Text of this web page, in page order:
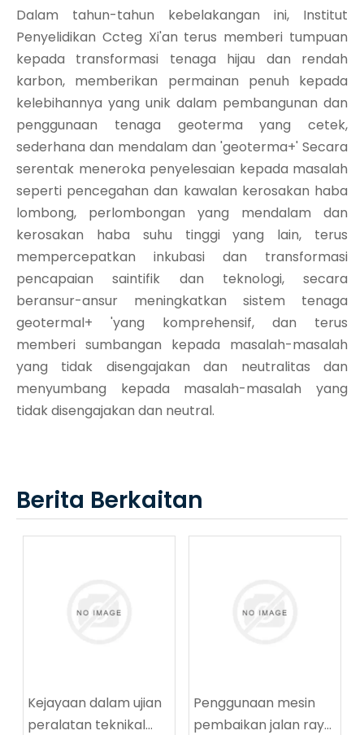
Dalam tahun-tahun kebelakangan ini, Institut
Penyelidikan Ccteg Xi'an terus memberi tumpuan
kepada transformasi tenaga hijau dan rendah
karbon, memberikan permainan penuh kepada
kelebihannya yang unik dalam pembangunan dan
penggunaan tenaga geoterma yang cetek,
sederhana dan mendalam dan 'geoterma+' Secara
serentak meneroka penyelesaian kepada masalah
seperti pencegahan dan kawalan kerosakan haba
lombong, perlombongan yang mendalam dan
kerosakan haba suhu tinggi yang lain, terus
mempercepatkan inkubasi dan transformasi
pencapaian saintifik dan teknologi, secara
beransur-ansur meningkatkan sistem tenaga
geotermal+ 'yang komprehensif, dan terus
memberi sumbangan kepada masalah-masalah
yang tidak disengajakan dan neutralitas dan
menyumbang kepada masalah-masalah yang
tidak disengajakan dan neutral.
Berita Berkaitan
Kejayaan dalam ujian
peralatan teknikal
Penggunaan mesin
pembaikan jalan raya